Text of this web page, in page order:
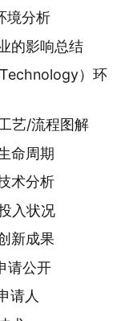
境分析
的影响总结
）环
艺/流程图解
命周期
术分析
入状况
新成果
请公开
请人